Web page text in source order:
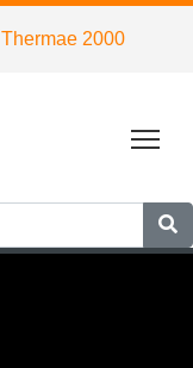
Thermae 2000